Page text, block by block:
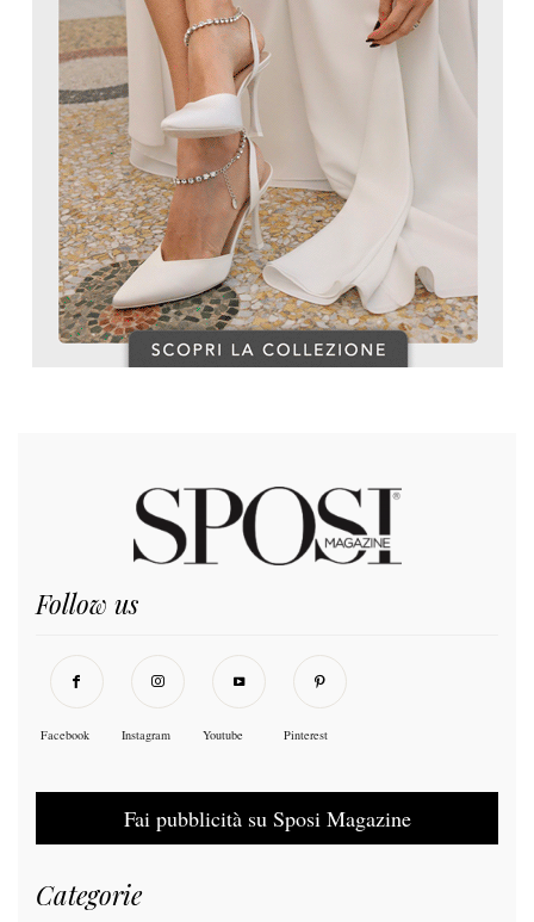
Follow us
Facebook Instagram Youtube Pinterest
Fai pubblicità su Sposi Magazine
Categorie